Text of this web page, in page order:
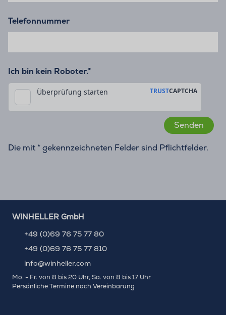
Telefonnummer
Ich bin kein Roboter.*
Die mit * gekennzeichneten Felder sind Pflichtfelder.
WINHELLER GmbH
+49 (0)69 76 75 77 80
+49 (0)69 76 75 77 810
info@winheller.com
Mo. - Fr. von 8 bis 20 Uhr, Sa. von 8 bis 17 Uhr
Persönliche Termine nach Vereinbarung